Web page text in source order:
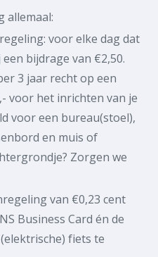
allemaal:
voor elke dag dat
bijdrage van €2,50.
3 jaar recht op een
voor het inrichten van je
voor een bureau(stoel),
en muis of
Zorgen we
van €0,23 cent
Business Card én de
fiets te